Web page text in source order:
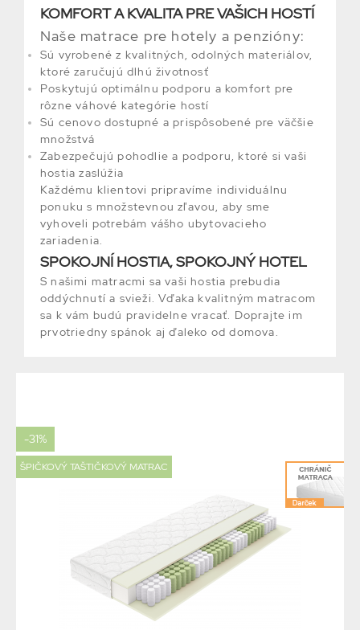
KOMFORT A KVALITA PRE VAŠICH HOSTÍ
Naše matrace pre hotely a penzióny:
Sú vyrobené z kvalitných, odolných materiálov,
ktoré zaručujú dlhú životnosť
Poskytujú optimálnu podporu a komfort pre
rôzne váhové kategórie hostí
Sú cenovo dostupné a prispôsobené pre väčšie
množstvá
Zabezpečujú pohodlie a podporu, ktoré si vaši
hostia zaslúžia
Každému klientovi pripravíme individuálnu
ponuku s množstevnou zľavou, aby sme
vyhoveli potrebám vášho ubytovacieho
zariadenia.
SPOKOJNÍ HOSTIA, SPOKOJNÝ HOTEL
S našimi matracmi sa vaši hostia prebudia
oddýchnutí a svieži. Vďaka kvalitným matracom
sa k vám budú pravidelne vracať. Doprajte im
prvotriedny spánok aj ďaleko od domova.
-31%
ŠPIČKOVÝ TAŠTIČKOVÝ MATRAC